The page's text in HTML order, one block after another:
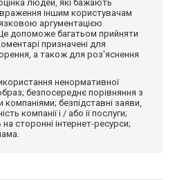
людей, які бажають
іншим користувачам
аргументацією
допоможе багатьом прийняти
призначені для
а також для роз'яснення
ненормативної
безпосереднє порівняння з
безпідставні заяви,
компанії і / або її послуги;
сторонні інтернет-ресурси;